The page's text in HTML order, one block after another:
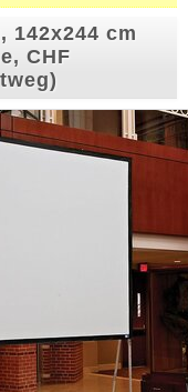
142x244 cm
CHF